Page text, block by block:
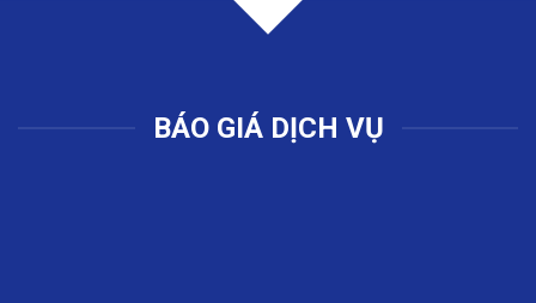
BÁO GIÁ DỊCH VỤ